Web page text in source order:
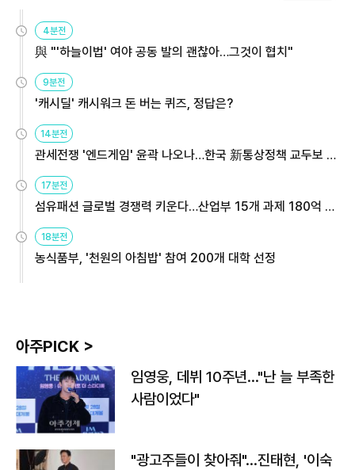
4분전
與 "'하늘이법' 여야 공동 발의 괜찮아…그것이 협치"
9분전
'캐시딜' 캐시워크 돈 버는 퀴즈, 정답은?
14분전
관세전쟁 '엔드게임' 윤곽 나오나…한국 新통상정책 교두보 활
용해야
17분전
섬유패션 글로벌 경쟁력 키운다…산업부 15개 과제 180억 지
원
18분전
농식품부, '천원의 아침밥' 참여 200개 대학 선정
아주PICK >
임영웅, 데뷔 10주년…"난 늘 부족한
사람이었다"
"광고주들이 찾아줘"…진태현, '이숙